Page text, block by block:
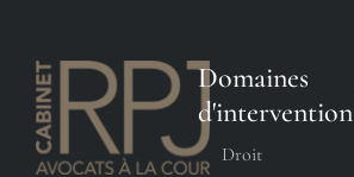
Domaines
d'intervention
Droit